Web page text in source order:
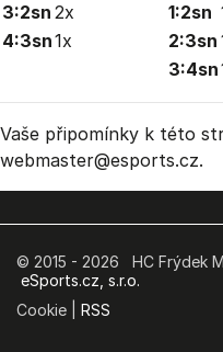
3:2sn 2x
4:3sn1x
1:2sn
2:3sn
3:4sn
Vaše připomínky k této
webmaster@esports.cz.
© 2015 - 2026 HC Frýdek
eSports.cz, s.r.o.
Cookie | RSS